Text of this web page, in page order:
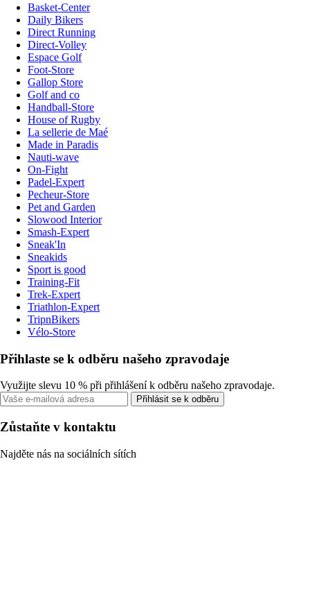
Basket-Center
Daily Bikers
Direct Running
Direct-Volley
Espace Golf
Foot-Store
Gallop Store
Golf and co
Handball-Store
House of Rugby
La sellerie de Maé
Made in Paradis
Nauti-wave
On-Fight
Padel-Expert
Pecheur-Store
Pet and Garden
Slowood Interior
Smash-Expert
Sneak'In
Sneakids
Sport is good
Training-Fit
Trek-Expert
Triathlon-Expert
TripnBikers
Vélo-Store
Přihlaste se k odběru našeho zpravodaje
Využijte slevu 10 % při přihlášení k odběru našeho zpravodaje.
Přihlásit se k odběru
Zůstaňte v kontaktu
Najděte nás na sociálních sítích